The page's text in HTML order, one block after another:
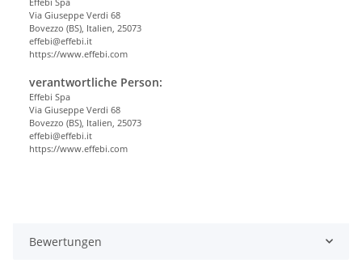
Via Giuseppe Verdi 68
Bovezzo (BS), Italien, 25073
effebi@effebi.it
https://www.effebi.com
verantwortliche Person:
Effebi Spa
Via Giuseppe Verdi 68
Bovezzo (BS), Italien, 25073
effebi@effebi.it
https://www.effebi.com
Bewertungen